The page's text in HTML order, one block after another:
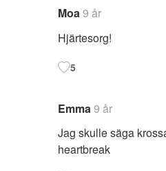
Moa9 år
Hjärtesorg!
5
Emma9 år
Jag skulle säga
heartbreak